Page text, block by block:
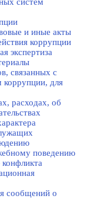
и иные акты
коррупции
экспертиза
связанных с
коррупции, для
расходах, об
поведению
сообщений о